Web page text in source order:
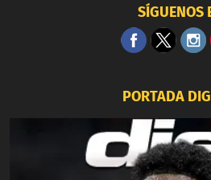
SÍGUENOS
PORTADA